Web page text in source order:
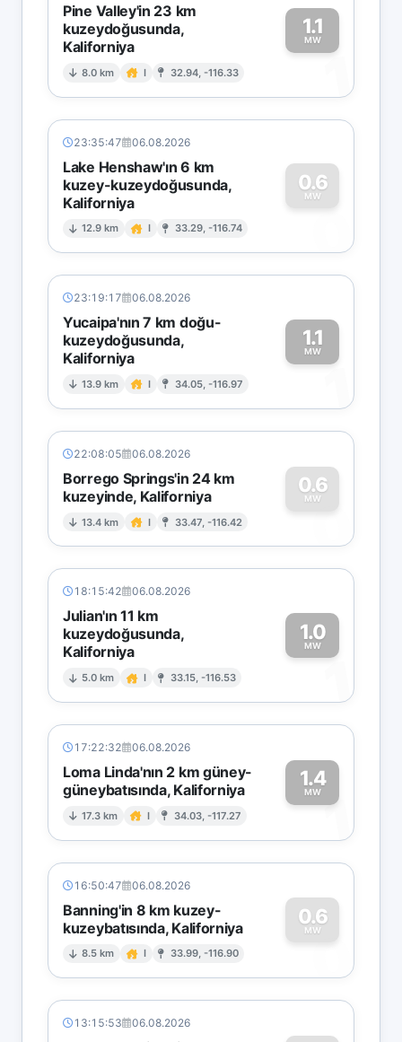
Pine Valley'in 23 km
kuzeydoğusunda,
Kaliforniya
8.0 km I 32.94, -116.33
1.1
MW
1
23:35:47 06.08.2026
Lake Henshaw'ın 6 km
kuzey-kuzeydoğusunda,
Kaliforniya
12.9 km I 33.29, -116.74
0.6
MW
0
23:19:17 06.08.2026
Yucaipa'nın 7 km doğu-
kuzeydoğusunda,
Kaliforniya
13.9 km I 34.05, -116.97
1.1
MW
1
22:08:05 06.08.2026
Borrego Springs'in 24 km
kuzeyinde, Kaliforniya
13.4 km I 33.47, -116.42
0.6
MW
0
18:15:42 06.08.2026
Julian'ın 11 km
kuzeydoğusunda,
Kaliforniya
5.0 km I 33.15, -116.53
1.0
MW
1
17:22:32 06.08.2026
Loma Linda'nın 2 km güney-
güneybatısında, Kaliforniya
17.3 km I 34.03, -117.27
1.4
MW1
16:50:47 06.08.2026
Banning'in 8 km kuzey-
kuzeybatısında, Kaliforniya
8.5 km I 33.99, -116.90
0.6
MW
0
13:15:53 06.08.2026